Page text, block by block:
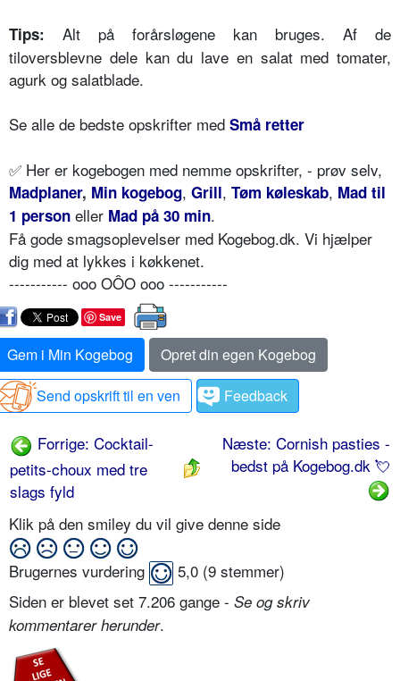
Tips: Alt på forårsløgene kan bruges. Af de
tiloversblevne dele kan du lave en salat med tomater,
agurk og salatblade.
Se alle de bedste opskrifter med Små retter
✅ Her er kogebogen med nemme opskrifter, - prøv selv,
Madplaner, Min kogebog, Grill, Tøm køleskab, Mad til
1 person eller Mad på 30 min.
Få gode smagsoplevelser med Kogebog.dk. Vi hjælper
dig med at lykkes i køkkenet.
----------- ooo OÔO ooo -----------
Save
Gem i Min Kogebog
Opret din egen Kogebog
Send opskrift til en ven
Feedback
Forrige: Cocktail-
petits-choux med tre
slags fyld
Næste: Cornish pasties -
bedst på Kogebog.dk 💘
Klik på den smiley du vil give denne side
Brugernes vurdering 5,0 (9 stemmer)
Siden er blevet set 7.206 gange - Se og skriv
kommentarer herunder.